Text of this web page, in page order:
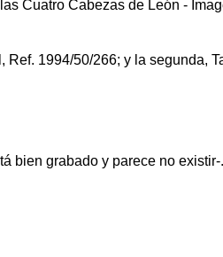
1994/50/266; y la segunda,
bien grabado y parece no existir-.